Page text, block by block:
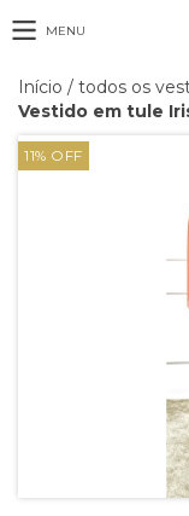
MENU
Início / todos os
Vestido em tule
11% OFF